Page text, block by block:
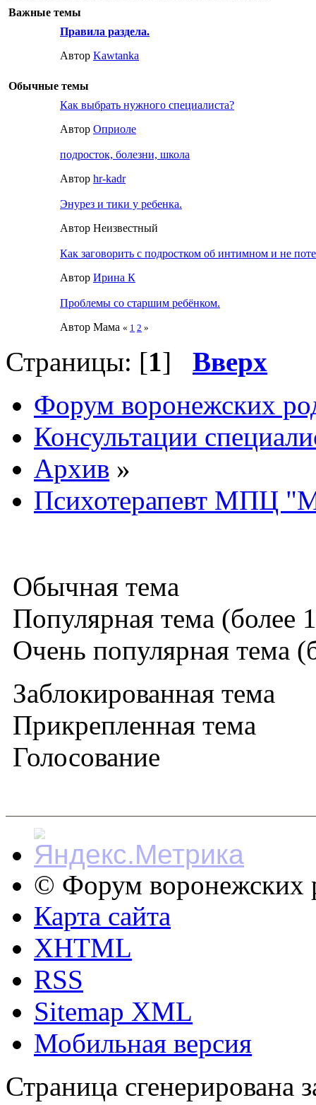
Важные темы
Правила раздела.
Автор Kawtanka
Обычные темы
Как выбрать нужного специалиста?
Автор Оприоле
подросток, болезни, школа
Автор hr-kadr
Энурез и тики у ребенка.
Автор Неизвестный
Как заговорить с подростком об интимном и не
Автор Ирина К
Проблемы со старшим ребёнком.
Автор Мама « 1 2 »
Страницы: [1] Вверх
Форум воронежских
Консультации
Архив »
Психотерапевт МПЦ
Обычная тема
Популярная тема (более
Очень популярная тема
Заблокированная тема
Прикрепленная тема
Голосование
© Форум воронежских
Карта сайта
XHTML
RSS
Sitemap XML
Мобильная версия
Страница сгенерирована